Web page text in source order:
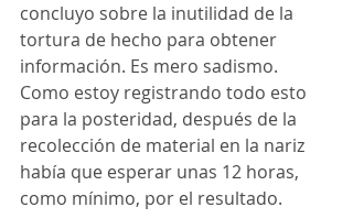
concluyo sobre la inutilidad de la
tortura de hecho para obtener
información. Es mero sadismo.
Como estoy registrando todo esto
para la posteridad, después de la
recolección de material en la nariz
había que esperar unas 12 horas,
como mínimo, por el resultado.